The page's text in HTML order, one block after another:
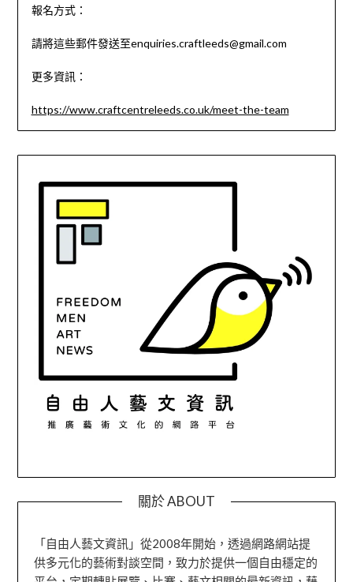
報名方式：
請將這些郵件發送至enquiries.craftleeds@gmail.com
更多資訊：
https://www.craftcentreleeds.co.uk/meet-the-team
關於 ABOUT
「自由人藝文資訊」從2008年開始，透過網路網站提
供多元化的藝術對談空間，致力於提供一個自由穩定的